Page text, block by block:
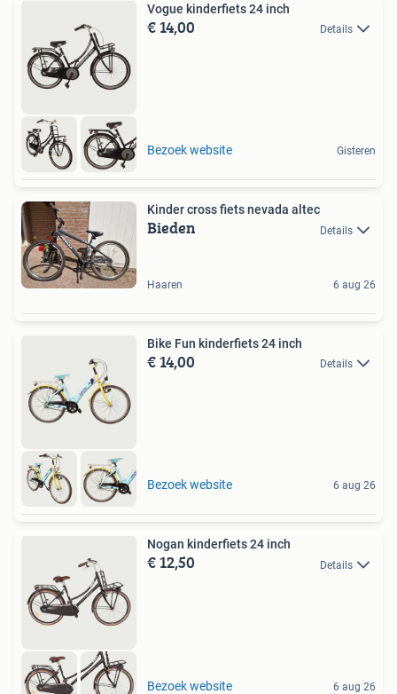
Vogue kinderfiets 24 inch
€ 14,00 Details
Bezoek website Gisteren
Kinder cross fiets nevada altec
Bieden Details
Haaren 6 aug 26
Bike Fun kinderfiets 24 inch
€ 14,00 Details
Bezoek website 6 aug 26
Nogan kinderfiets 24 inch
€ 12,50 Details
Bezoek website 6 aug 26